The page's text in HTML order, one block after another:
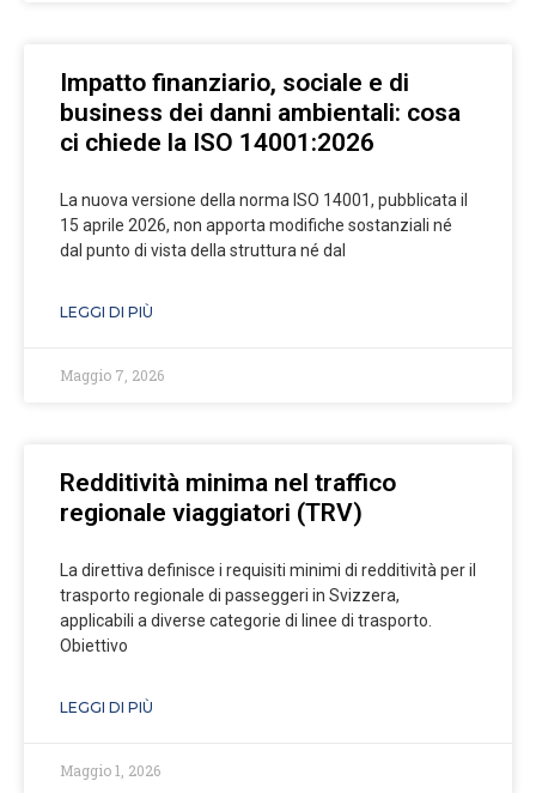
Impatto finanziario, sociale e di
business dei danni ambientali: cosa
ci chiede la ISO 14001:2026
La nuova versione della norma ISO 14001, pubblicata il
15 aprile 2026, non apporta modifiche sostanziali né
dal punto di vista della struttura né dal
LEGGI DI PIÙ
Maggio 7, 2026
Redditività minima nel traffico
regionale viaggiatori (TRV)
La direttiva definisce i requisiti minimi di redditività per il
trasporto regionale di passeggeri in Svizzera,
applicabili a diverse categorie di linee di trasporto.
Obiettivo
LEGGI DI PIÙ
Maggio 1, 2026